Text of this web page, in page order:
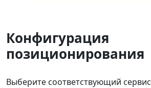
Конфигурация
позиционирования
Выберите соответствующий сервис